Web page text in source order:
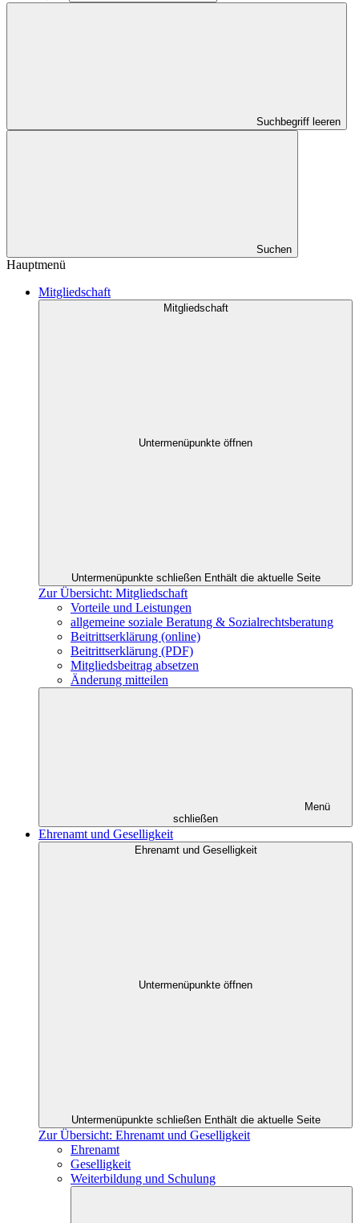
Suchbegriff leeren
Suchen
Hauptmenü
Mitgliedschaft
Mitgliedschaft
Untermenüpunkte öffnen
Untermenüpunkte schließen Enthält die aktuelle Seite
Zur Übersicht: Mitgliedschaft
Vorteile und Leistungen
allgemeine soziale Beratung & Sozialrechtsberatung
Beitrittserklärung (online)
Beitrittserklärung (PDF)
Mitgliedsbeitrag absetzen
Änderung mitteilen
Menü
schließen
Ehrenamt und Geselligkeit
Ehrenamt und Geselligkeit
Untermenüpunkte öffnen
Untermenüpunkte schließen Enthält die aktuelle Seite
Zur Übersicht: Ehrenamt und Geselligkeit
Ehrenamt
Geselligkeit
Weiterbildung und Schulung